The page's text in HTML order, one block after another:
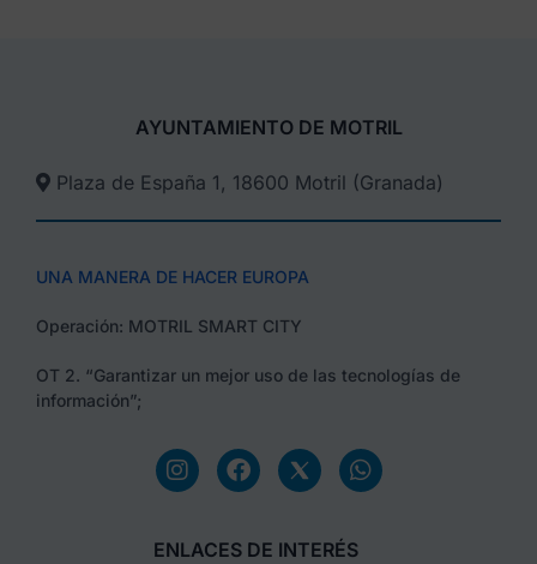
AYUNTAMIENTO DE MOTRIL
Plaza de España 1, 18600 Motril (Granada)​
UNA MANERA DE HACER EUROPA
Operación: MOTRIL SMART CITY
OT 2. “Garantizar un mejor uso de las tecnologías de
información”;
ENLACES DE INTERÉS